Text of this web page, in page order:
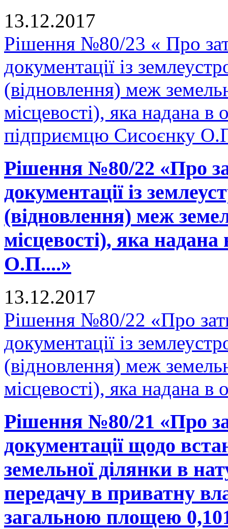
13.12.2017
Рішення №80/23 « Про
документації із
(відновлення) меж
місцевості), яка надана в
підприємцю Сисоєнку
Рішення №80/22 «Про
документації із
(відновлення) меж
місцевості), яка
О.П....»
13.12.2017
Рішення №80/22 «Про
документації із
(відновлення) меж
місцевості), яка надана
Рішення №80/21 «Про
документації щодо
земельної ділянки в
передачу в приватну
загальною площею